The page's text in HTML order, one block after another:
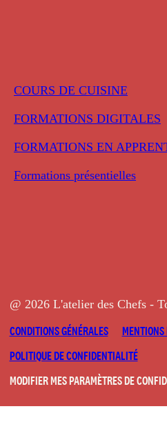
COURS DE CUISINE
FORMATIONS DIGITALES
FORMATIONS EN
Formations présentielles
@ 2026 L'atelier des Chefs -
CONDITIONS GÉNÉRALES
MENTIONS
POLITIQUE DE CONFIDENTIALITÉ
MODIFIER MES PARAMÈTRES DE